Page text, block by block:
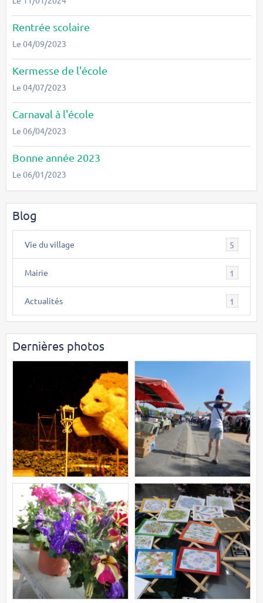
Rentrée scolaire
Le 04/09/2023
Kermesse de l'école
Le 04/07/2023
Carnaval à l'école
Le 06/04/2023
Bonne année 2023
Le 06/01/2023
Blog
Vie du village 5
Mairie 1
Actualités 1
Dernières photos